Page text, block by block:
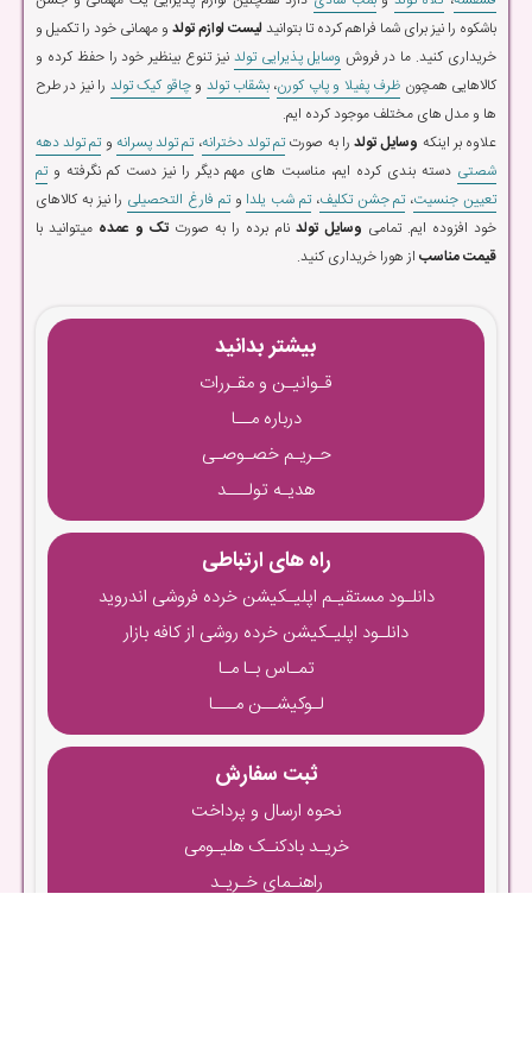
باشکوه را نیز برای شما فراهم کرده تا بتوانیدلیست لوازم تولد و مهمانی خود را تکمیل و
خریداری کنید. ما در فروش وسایل پذیرایی تولد نیز تنوع بینظیر خود را حفظ کرده و
کالاهایی همچون ظرف پفیلا و پاپ کورن،بشقاب تولد وچاقو کیک تولد را نیز در طرح
ها و مدل های مختلف موجود کرده ایم.
علاوه بر اینکه وسایل تولدرا به صورتتم تولد دخترانه،تم تولد پسرانه وتم تولد دهه
شصتی دسته بندی کرده ایم، مناسبت های مهم دیگر را نیز دست کم نگرفته وتم
تعیین جنسیت،تم جشن تکلیف،تم شب یلدا وتم فارغ التحصیلی را نیز به کالاهای
خود افزوده ایم. تمامی وسایل تولد نام برده را به صورت تک و عمده میتوانید با
قیمت مناسب از هورا خریداری کنید.
بیشتر بدانید
قـوانیـن و مقـررات
درباره مــا
حـریـم خصـوصـی
هدیـه تولـــد
راه های ارتباطی
دانلـود مستقیـم اپلیـکیشن خرده فروشی اندروید
دانلـود اپلیـکیشن خرده روشی از کافه بازار
تمـاس بـا مـا
لـوکیشــن مـــا
ثبت سفارش
نحوه ارسال و پرداخت
خریـد بادکنـک هلیـومی
راهنـمای خـریـد